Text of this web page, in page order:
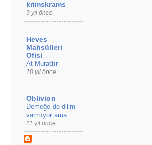
krimskrams
9 yıl önce
Heves
Mahsülleri
Ofisi
At Murattır
10 yıl önce
Oblivion
Demeğe de dilim
varmıyor ama...
11 yıl önce